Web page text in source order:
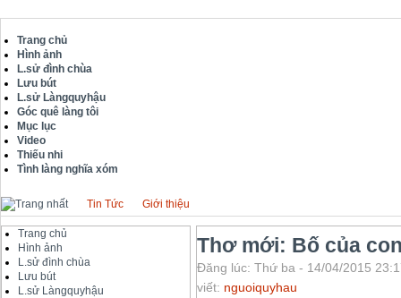
Trang chủ
Hình ảnh
L.sử đình chùa
Lưu bút
L.sử Làngquyhậu
Góc quê làng tôi
Mục lục
Video
Thiếu nhi
Tình làng nghĩa xóm
Tin Tức Giới thiệu
Trang chủ
Hình ảnh
L.sử đình chùa
Lưu bút
L.sử Làngquyhậu
Thơ mới: Bố của
Đăng lúc: Thứ ba - 14/04/2015
viết: nguoiquyhau